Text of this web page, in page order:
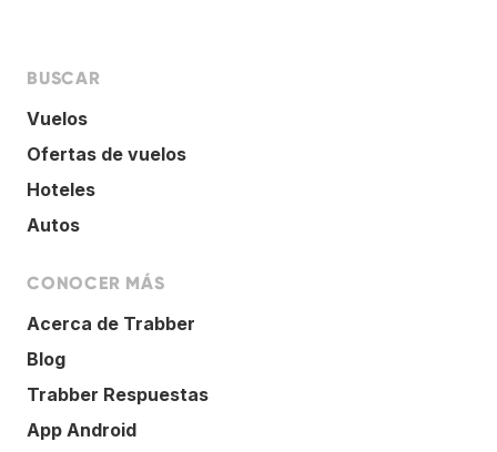
BUSCAR
Vuelos
Ofertas de vuelos
Hoteles
Autos
CONOCER MÁS
Acerca de Trabber
Blog
Trabber Respuestas
App Android